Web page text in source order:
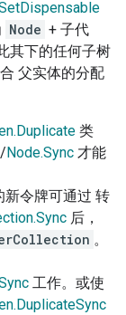
Node + 子代
其下的任何子树
父实体的分配
类
/ Node.Sync 才能
新令牌可通过 转
后，
。
工作。或使